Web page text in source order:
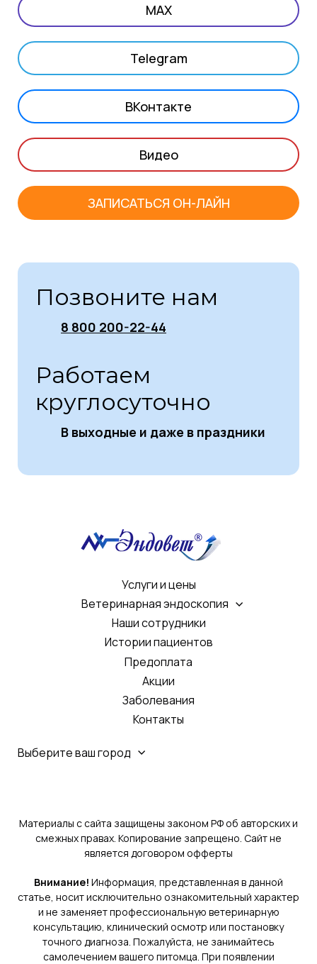
MAX
Telegram
ВКонтакте
Видео
ЗАПИСАТЬСЯ ОН-ЛАЙН
Позвоните нам
8 800 200-22-44
Работаем
круглосуточно
В выходные и даже в праздники
Услуги и цены
Ветеринарная эндоскопия
Наши сотрудники
Истории пациентов
Предоплата
Акции
Заболевания
Контакты
Выберите ваш город
Материалы с сайта защищены законом РФ об авторских и
смежных правах. Копирование запрещено. Сайт не
является договором офферты
Внимание! Информация, представленная в данной
статье, носит исключительно ознакомительный характер
и не заменяет профессиональную ветеринарную
консультацию, клинический осмотр или постановку
точного диагноза. Пожалуйста, не занимайтесь
самолечением вашего питомца. При появлении